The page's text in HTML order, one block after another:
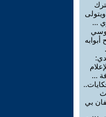
...
أبوابه
...
بي